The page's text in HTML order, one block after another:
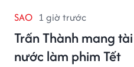
SAO 1 giờ trước
Trấn Thành mang
nước làm phim Tết